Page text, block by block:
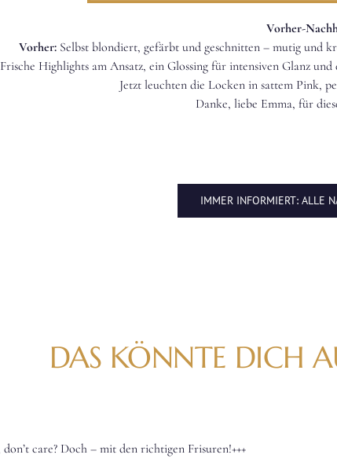
Vorher-
Vorher:Selbst blondiert, gefärbt und geschnitten – mutig und
Frische Highlights am Ansatz, ein Glossing für intensiven Glanz
Jetzt leuchten die Locken in sattem Pink,
Danke, liebe Emma, für
IMMER INFORMIERT: ALLE
DAS KÖNNTE DICH